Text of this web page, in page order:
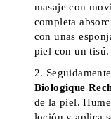
masaje con
completa
con unas
piel con un tisú.
Biologique
de la piel.
loción y aplica